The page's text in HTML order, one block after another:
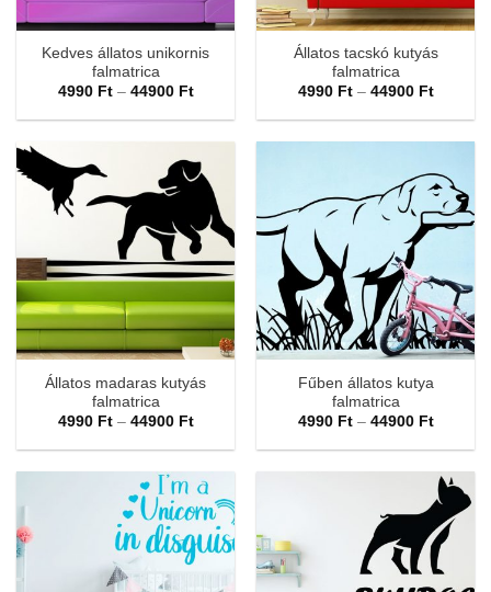
Kedves állatos unikornis
falmatrica
4990 Ft – 44900 FtÁrtartomány:
-
Állatos tacskó kutyás
falmatrica
4990 Ft – 44900 Ft
-
Állatos madaras kutyás
falmatrica
4990 Ft – 44900 FtÁrtartomány:
-
Fűben állatos kutya
falmatrica
4990 Ft – 44900 Ft
-